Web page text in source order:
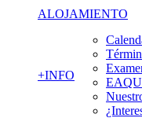
ALOJAMIENTO
+INFO